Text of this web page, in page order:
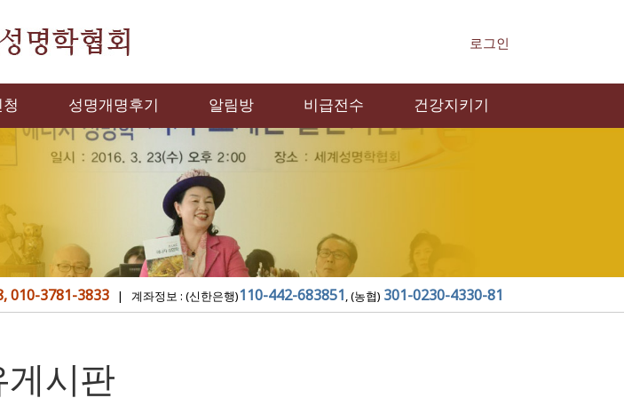
로그인
성명개명후기 알림방 비급전수 건강지키기
010-3781-3833 | 계좌정보 : (신한은행)110-442-683851, (농협) 301-0230-4330-81
게시판